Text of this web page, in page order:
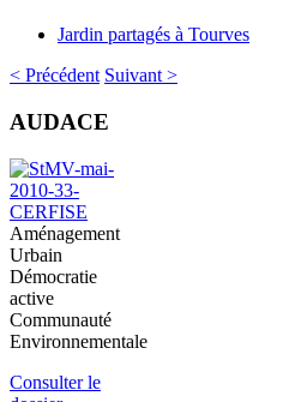
Jardin partagés à Tourves
< Précédent Suivant >
AUDACE
Aménagement
Urbain
Démocratie
active
Communauté
Environnementale
Consulter le